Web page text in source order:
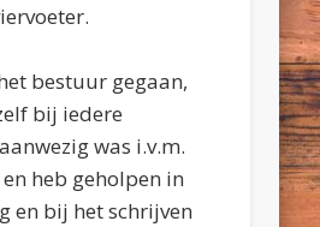
bestuur gegaan,
bij iedere
was i.v.m.
heb geholpen in
en bij het schrijven